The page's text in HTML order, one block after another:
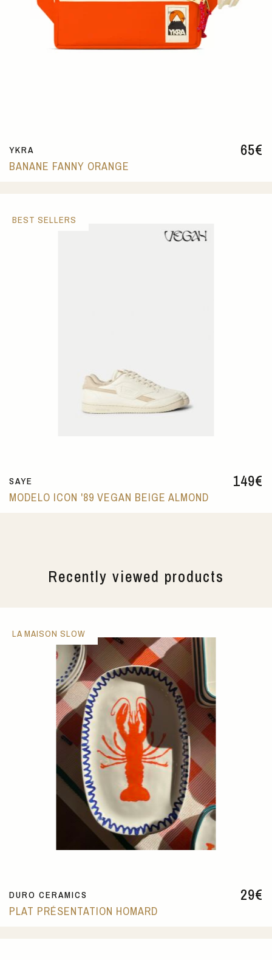
65€
YKRA
BANANE FANNY ORANGE
149€
SAYE
MODELO ICON '89 VEGAN BEIGE ALMOND
BEST SELLERS
Recently viewed products
29€
DURO CERAMICS
PLAT PRÉSENTATION HOMARD
LA MAISON SLOW